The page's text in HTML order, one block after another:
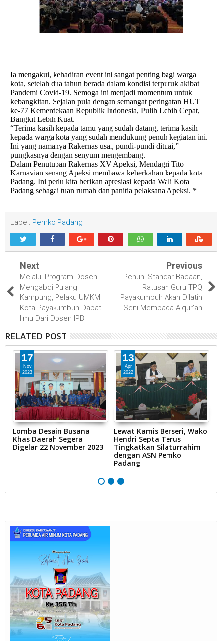
Ia mengakui, kehadiran event ini sangat penting bagi warga
kota, setelah dua tahun berada dalam kondisi terpuruk akibat
Pandemi Covid-19. Semoga ini menjadi momentum untuk
kebangkitan. Sejalan pula dengan semangat peringatan HUT
ke-77 Kemerdekaan Republik Indonesia, Pulih Lebih Cepat,
Bangkit Lebih Kuat.
“Terima kasih kepada tamu yang sudah datang, terima kasih
kepada warga kota yang sudah mendukung penuh kegiatan ini.
Ini yang namanya Rakernas usai, pundi-pundi dituai,”
pungkasnya dengan senyum mengembang.
Dalam Penutupan Rakernas XV Apeksi, Mendagri Tito
Karnavian senang Apeksi membawa keberkahan kepada kota
Padang. Ini perlu kita berikan apresiasi kepada Wali Kota
Padang sebagai tuan rumah dan panitia pelaksana Apeksi. *
Label: Pemko Padang
Next
Melalui Program Dosen
Mengabdi Pulang
Kampung, Pelaku UMKM
Kota Payakumbuh Dapat
Ilmu Dari Dosen IPB
Previous
Penuhi Standar Bacaan,
Ratusan Guru TPQ
Payakumbuh Akan Dilatih
Seni Membaca Alqur'an
RELATED POST
17
Nov
2023
Lomba Desain Busana
Khas Daerah Segera
Digelar 22 November 2023
13
Apr
2022
Lewat Kamis Berseri, Wako
Hendri Septa Terus
Tingkatkan Silaturrahim
dengan ASN Pemko
Padang